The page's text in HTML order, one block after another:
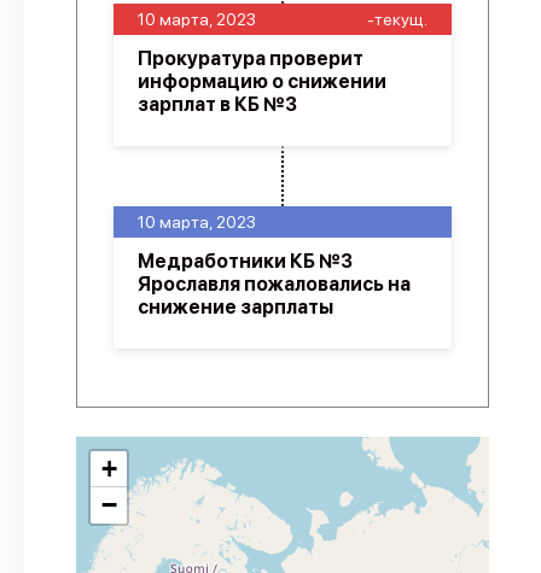
10 марта, 2023
Медработники КБ №3
Ярославля пожаловались на
снижение зарплаты
10 марта, 2023 -текущ.
Прокуратура проверит
информацию о снижении
зарплат в КБ №3
+
−